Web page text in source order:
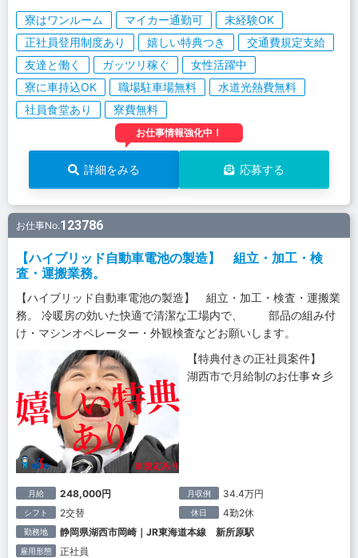
寮はワンルーム マイカー通勤可
未経験OK
正社員登用制度あり
嬉しい特典つき
交通費規定支給
友達と働く
ガッツリ稼ぐ
女性活躍中
寮に車持込OK
職場駐車場無料
水道光熱費無料
社員食堂あり
寮費無料
お仕事情報強化中！
詳細をみる 応募する
お仕事No.123786
【ハイブリッド自動車電池の製造】 組立・加工・検
査・運搬業務。
【ハイブリッド自動車電池の製造】 組立・加工・検査・運搬業
務。 冷暖房の効いた快適で清潔な工場内で、 部品の組み付
け・マシンオペレーター・外観検査などお願いします。
【特典付きの正社員案件】
湖西市で月給制のお仕事☆彡
月給 248,000円 月収例 34.4万円
シフト 2交替 休日 4勤2休
勤務地 静岡県湖西市岡崎｜JR東海道本線 新所原駅
雇用形態 正社員